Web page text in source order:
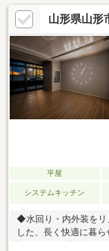
は【023-666-5131】
山形県山形
平屋
システムキッチン
◆水回り・内外装をリ
した、長く快適に暮
坪！3LDK＋納戸・サ